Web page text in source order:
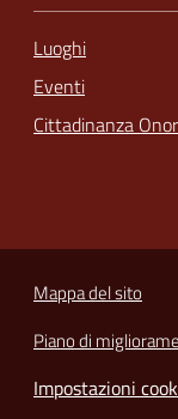
Luoghi
Eventi
Cittadinanza
Mappa del sito
Piano di
Impostazioni